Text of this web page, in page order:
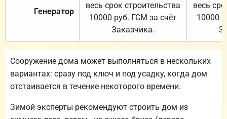
Генератор
весь срок строительства
10000 руб. ГСМ за счёт
Заказчика.
весь
10000
Сооружение дома может выполняться в нескольких
вариантах: сразу под ключ и под усадку, когда дом
отстаивается в течение некоторого времени.
Зимой эксперты рекомендуют строить дом из